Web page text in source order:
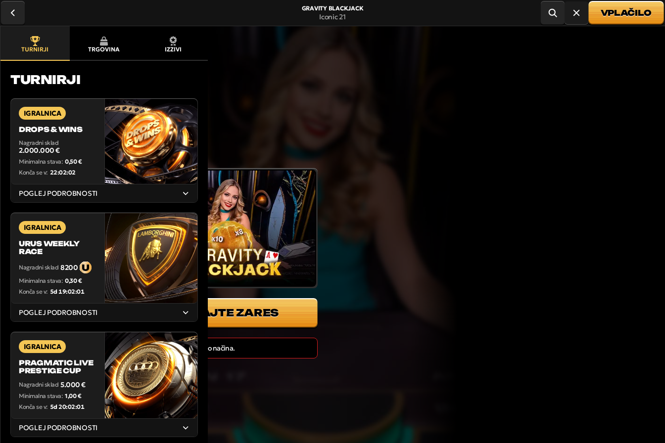
GRAVITY BLACKJACK
Iconic 21 VPLAČILO
IGRAJTE ZARES
Žal ta igra nima demo načina.
TURNIRJI TRGOVINA IZZIVI
TURNIRJI
IGRALNICA
DROPS & WINS
Nagradni sklad
2.000.000 €
Minimalna stava: 0,50 €
Konča se v: 22:02:02
POGLEJ PODROBNOSTI
IGRALNICA
URUS WEEKLY
RACE
Nagradni sklad 8200
Minimalna stava: 0,30 €
Konča se v: 5d 19:02:01
POGLEJ PODROBNOSTI
IGRALNICA
PRAGMATIC LIVE
PRESTIGE CUP
Nagradni sklad 5.000 €
Minimalna stava: 1,00 €
Konča se v: 5d 20:02:01
POGLEJ PODROBNOSTI